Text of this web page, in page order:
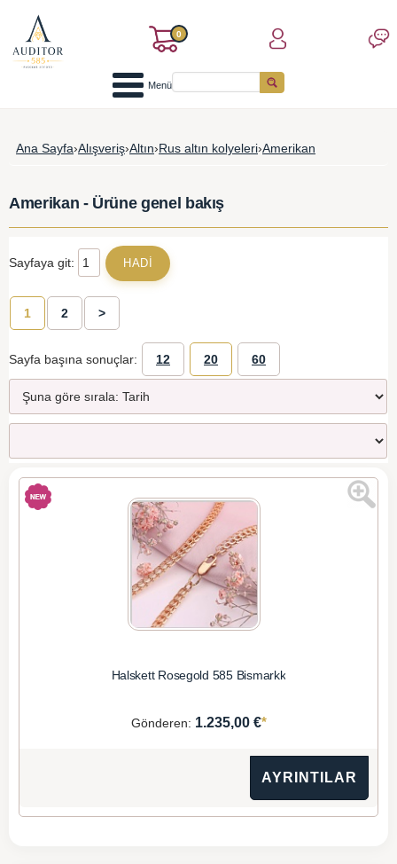
0
Menü
Ana Sayfa›Alışveriş›Altın›Rus altın kolyeleri›Amerikan
Amerikan - Ürüne genel bakış
Sayfaya git:
1 2 >
Sayfa başına sonuçlar: 12 20 60
Halskett Rosegold 585 Bismarkk
Gönderen: 1.235,00 €*
AYRINTILAR